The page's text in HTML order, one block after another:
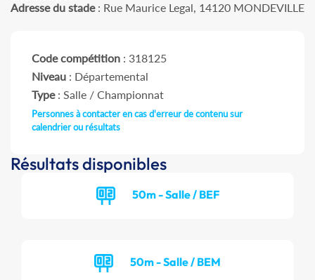
Adresse du stade: Rue Maurice Legal, 14120 MONDEVILLE
Code compétition : 318125
Niveau : Départemental
Type: Salle / Championnat
Personnes à contacter en cas d'erreur de contenu sur
calendrier ou résultats
Résultats disponibles
50m - Salle / BEF
50m - Salle / BEM